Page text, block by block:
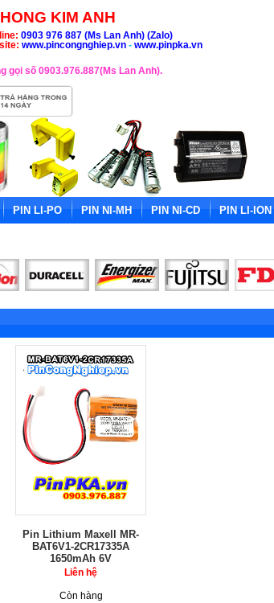
KIM ANH
0903 976 887 (Ms Lan Anh) (Zalo)
www.pincongnghiep.vn- www.pinpka.vn
gọi số 0903.976.887(Ms Lan Anh).
PIN LI-PO PIN NI-MH PIN NI-CD PIN LI-ION
Pin Lithium Maxell MR-
BAT6V1-2CR17335A
1650mAh 6V
Liên hệ
Còn hàng